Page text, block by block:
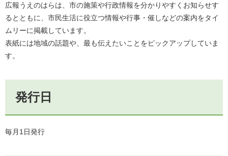
広報うえのはらは、市の施策や行政情報を分かりやすくお知らせす
るとともに、市民生活に役立つ情報や行事・催しなどの案内をタイ
ムリーに掲載しています。
表紙には地域の話題や、最も伝えたいことをピックアップしていま
す。​
発行日
毎月1日発行